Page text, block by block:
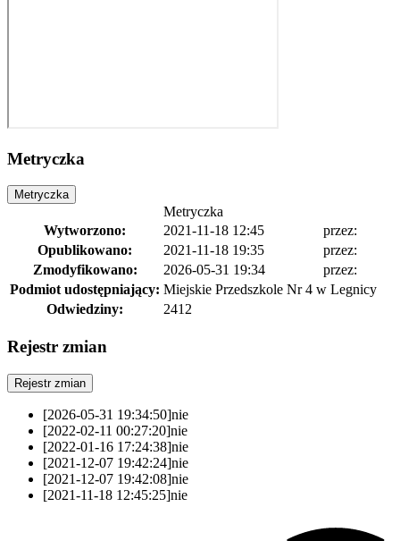
Metryczka
Metryczka
Metryczka
Wytworzono:
2021-11-18 12:45
przez:
Opublikowano:
2021-11-18 19:35
przez:
Zmodyfikowano:
2026-05-31 19:34
przez:
Podmiot udostępniający: Miejskie Przedszkole Nr 4 w Legnicy
Odwiedziny:
2412
Rejestr zmian
Rejestr zmian
[2026-05-31 19:34:50]nie
[2022-02-11 00:27:20]nie
[2022-01-16 17:24:38]nie
[2021-12-07 19:42:24]nie
[2021-12-07 19:42:08]nie
[2021-11-18 12:45:25]nie